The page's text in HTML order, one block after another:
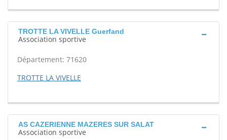
TROTTE LA VIVELLE Guerfand
Association sportive
Département: 71620
TROTTE LA VIVELLE
AS CAZERIENNE MAZERES SUR SALAT
Association sportive